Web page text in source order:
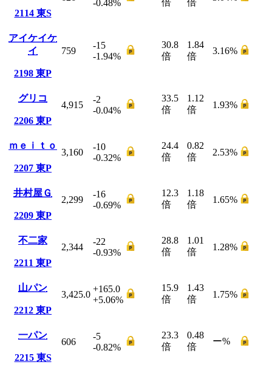
2114 東S
-0.48%
アイケイケ
イ
2198 東P
759
-15
-1.94%
30.8
倍
1.84
倍
3.16%
グリコ
2206 東P
4,915
-2
-0.04%
33.5
倍
1.12
倍
1.93%
ｍｅｉｔｏ
2207 東P
3,160
-10
-0.32%
24.4
倍
0.82
倍
2.53%
井村屋Ｇ
2209 東P
2,299
-16
-0.69%
12.3
倍
1.18
倍
1.65%
不二家
2211 東P
2,344
-22
-0.93%
28.8
倍
1.01
倍
1.28%
山パン
2212 東P
3,425.0
+165.0
+5.06%
15.9
倍
1.43
倍
1.75%
一パン
2215 東S
606
-5
-0.82%
23.3
倍
0.48
倍
ー%